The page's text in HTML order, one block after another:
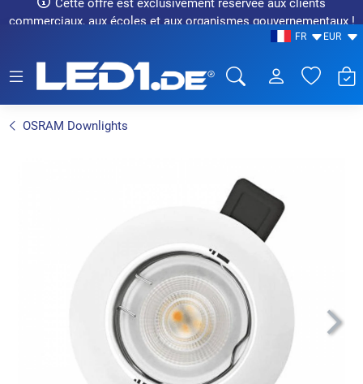
Cette offre est exclusivement réservée aux clients
commerciaux, aux écoles et aux organismes gouvernementaux !
FR EUR
OSRAM Downlights
